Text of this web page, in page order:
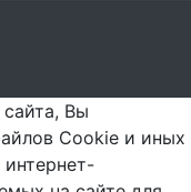
Вы
Cookie и иных